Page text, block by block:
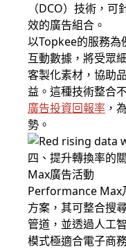
（DCO）技術，
效的廣告組合。
以Topkee的服務為
互動數據，將受眾
客製化素材，協助
益。這種技術整合
廣告投資回報率 ，
勢。
四、提升轉換率的
Max廣告活動
Performance Max
方案，其可整合搜
管道，並透過人工
模式極適合電子商